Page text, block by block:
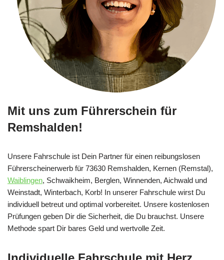
Mit uns zum Führerschein für
Remshalden!
Unsere Fahrschule ist Dein Partner für einen reibungslosen
Führerscheinerwerb für 73630 Remshalden, Kernen (Remstal),
Waiblingen, Schwaikheim, Berglen, Winnenden, Aichwald und
Weinstadt, Winterbach, Korb! In unserer Fahrschule wirst Du
individuell betreut und optimal vorbereitet. Unsere kostenlosen
Prüfungen geben Dir die Sicherheit, die Du brauchst. Unsere
Methode spart Dir bares Geld und wertvolle Zeit.